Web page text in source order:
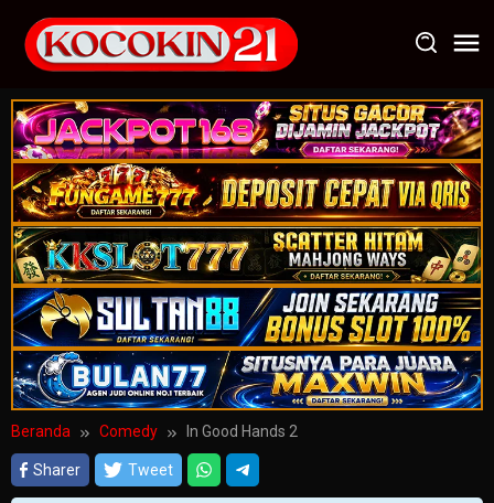
konten
Beranda Comedy In Good Hands 2
Sharer Tweet